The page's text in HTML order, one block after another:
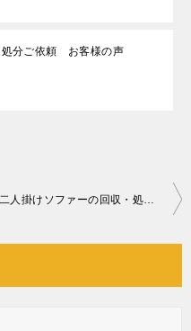
処分ご依頼 お客様の声
二人掛けソファーの回収・処分ご依頼 お客様の声